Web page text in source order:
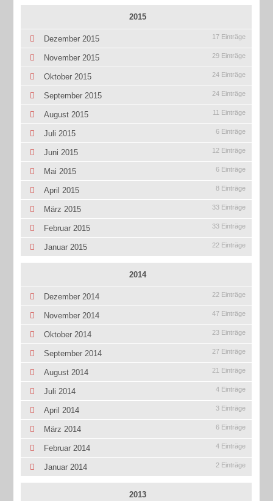
2015
Dezember 2015 17 Einträge
November 2015 29 Einträge
Oktober 2015 24 Einträge
September 2015 24 Einträge
August 2015 11 Einträge
Juli 2015 6 Einträge
Juni 2015 12 Einträge
Mai 2015 6 Einträge
April 2015 8 Einträge
März 2015 33 Einträge
Februar 2015 33 Einträge
Januar 2015 22 Einträge
2014
Dezember 2014 22 Einträge
November 2014 47 Einträge
Oktober 2014 23 Einträge
September 2014 27 Einträge
August 2014 21 Einträge
Juli 2014 4 Einträge
April 2014 3 Einträge
März 2014 6 Einträge
Februar 2014 4 Einträge
Januar 2014 2 Einträge
2013